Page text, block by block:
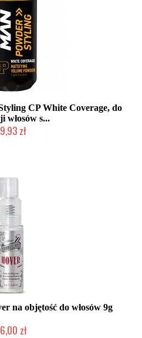
CP White Coverage, do
włosów s...
zł
na objętość do włosów 9g
zł